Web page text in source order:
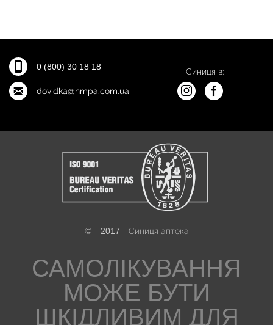
0 (800) 30 18 18
dovidka@hmpa.com.ua
Синиця в:
© 2017 Синиця аптека
САМОЛІКУВАННЯ
МОЖЕ БУТИ
ШКІДЛИВИМ ДЛЯ